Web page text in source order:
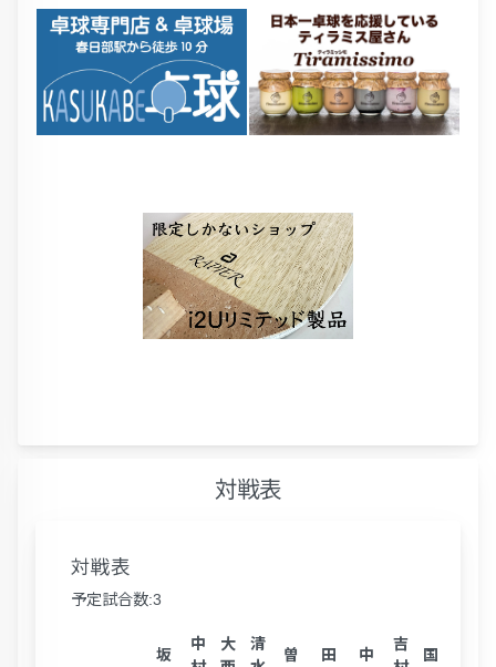
対戦表
対戦表
予定試合数:3
坂
中
大
清
曽 田 中
吉
国